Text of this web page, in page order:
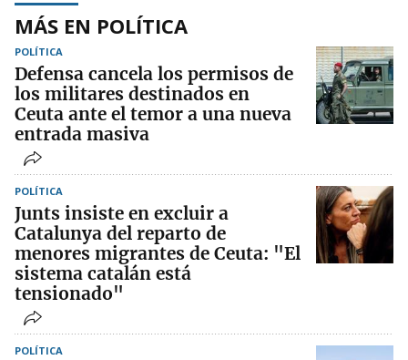
MÁS EN POLÍTICA
POLÍTICA
Defensa cancela los permisos de
los militares destinados en
Ceuta ante el temor a una nueva
entrada masiva
POLÍTICA
Junts insiste en excluir a
Catalunya del reparto de
menores migrantes de Ceuta: "El
sistema catalán está
tensionado"
POLÍTICA